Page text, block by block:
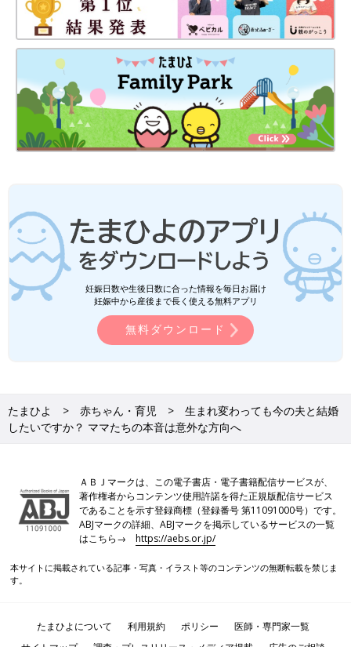
妊娠日数や生後日数に合った情報を毎日お届け
妊娠中から産後まで長く使える無料アプリ
無料ダウンロード
たまひよ 赤ちゃん・育児
生まれ変わっても今の夫と結婚
したいですか？ ママたちの本音は意外な方向へ
ＡＢＪマークは、この電子書店・電子書籍配信サービスが、
著作権者からコンテンツ使用許諾を得た正規版配信サービス
であることを示す登録商標（登録番号 第11091000号）です。
ABJマークの詳細、ABJマークを掲示しているサービスの一覧
はこちら→https://aebs.or.jp/
本サイトに掲載されている記事・写真・イラスト等のコンテンツの無断転載を禁じま
す。
たまひよについて 利用規約 ポリシー
医師・専門家一覧